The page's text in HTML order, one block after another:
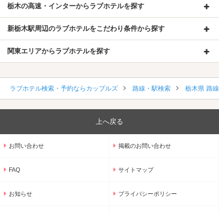
栃木の高速・インターからラブホテルを探す
新栃木駅周辺のラブホテルをこだわり条件から探す
関東エリアからラブホテルを探す
ラブホテル検索・予約ならカップルズ 路線・駅検索 栃木県 路
上へ戻る
お問い合わせ 掲載のお問い合わせ
FAQ サイトマップ
お知らせ プライバシーポリシー